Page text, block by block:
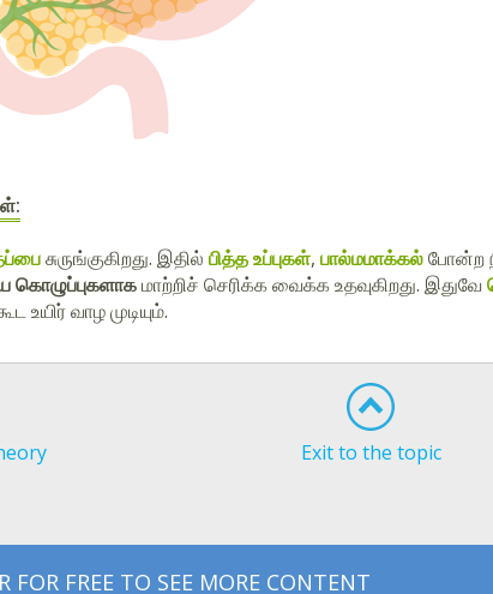
சுருங்குகிறது. இதில் பித்த உப்புகள், பால்மமாக்கல்போன்ற
கொழுப்புகளாகமாற்றிச் செரிக்க வைக்க உதவுகிறது. இதுவே
உயிர் வாழ முடியும்.
Exit to the topic
FOR FREE TO SEE MORE CONTENT